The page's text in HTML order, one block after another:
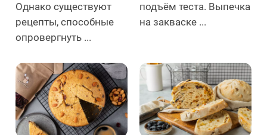
Однако существуют
рецепты, способные
опровергнуть ...
подъём теста. Выпечка
на закваске ...